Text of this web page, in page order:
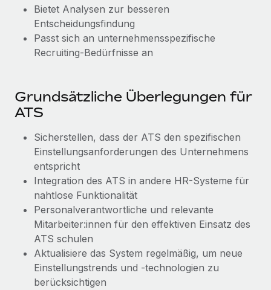
Wachstumsberatung für mobile Apps. Das...
Mehr erfahren
Bietet Analysen zur besseren
Entscheidungsfindung
Passt sich an unternehmensspezifische
Recruiting-Bedürfnisse an
Grundsätzliche Überlegungen für
ATS
Sicherstellen, dass der ATS den spezifischen
Einstellungsanforderungen des Unternehmens
entspricht
Integration des ATS in andere HR-Systeme für
nahtlose Funktionalität
Personalverantwortliche und relevante
Mitarbeiter:innen für den effektiven Einsatz des
ATS schulen
Aktualisiere das System regelmäßig, um neue
Einstellungstrends und -technologien zu
berücksichtigen